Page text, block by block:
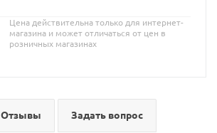
Цена действительна только для интернет-
магазина и может отличаться от цен в
розничных магазинах
Отзывы Задать вопрос